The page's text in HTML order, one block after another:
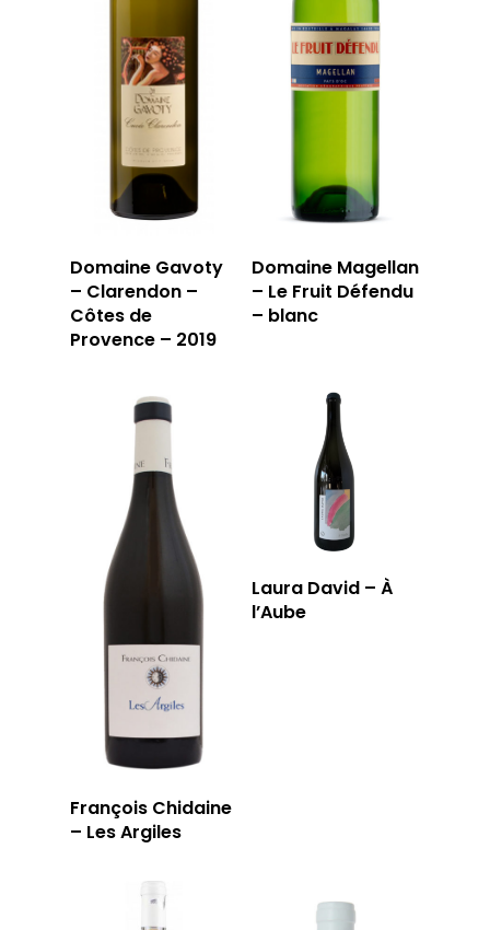
Domaine Gavoty
– Clarendon –
Côtes de
Provence – 2019
Domaine Magellan
– Le Fruit Défendu
– blanc
François Chidaine
– Les Argiles
Laura David – À
l’Aube